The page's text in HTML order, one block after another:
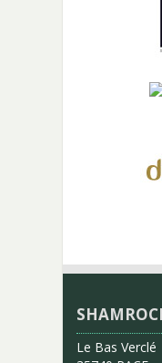
Le Bas Verclé